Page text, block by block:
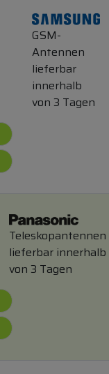
GSM-
Antennen
lieferbar
innerhalb
von 3 Tagen
Teleskopantennen
lieferbar innerhalb
von 3 Tagen